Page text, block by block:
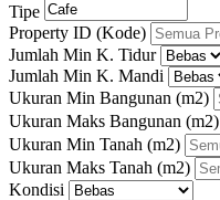
Tipe
Property ID (Kode)
Jumlah Min K. Tidur
Jumlah Min K. Mandi
Ukuran Min Bangunan (m2)
Ukuran Maks Bangunan (m2)
Ukuran Min Tanah (m2)
Ukuran Maks Tanah (m2)
Kondisi